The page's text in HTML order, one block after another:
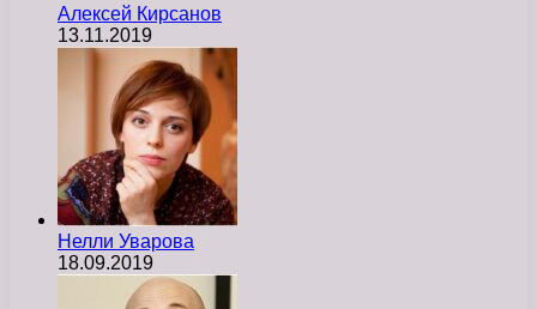
Алексей Кирсанов
13.11.2019
Нелли Уварова
18.09.2019